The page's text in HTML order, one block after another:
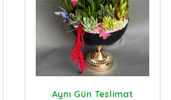
Aynı Gün Teslimat